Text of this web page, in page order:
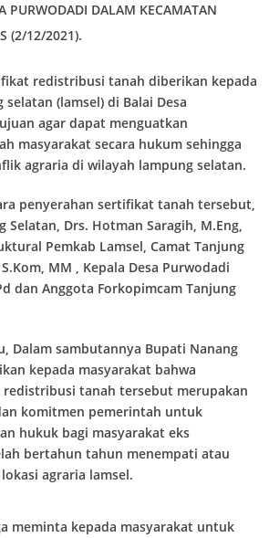
PURWODADI DALAM KECAMATAN
(2/12/2021).
redistribusi tanah diberikan kepada
(lamsel) di Balai Desa
agar dapat menguatkan
masyarakat secara hukum sehingga
agraria di wilayah lampung selatan.
penyerahan sertifikat tanah tersebut,
Selatan, Drs. Hotman Saragih, M.Eng,
Pemkab Lamsel, Camat Tanjung
MM , Kepala Desa Purwodadi
dan Anggota Forkopimcam Tanjung
Dalam sambutannya Bupati Nanang
kepada masyarakat bahwa
tanah tersebut merupakan
komitmen pemerintah untuk
hukuk bagi masyarakat eks
bertahun tahun menempati atau
agraria lamsel.
meminta kepada masyarakat untuk